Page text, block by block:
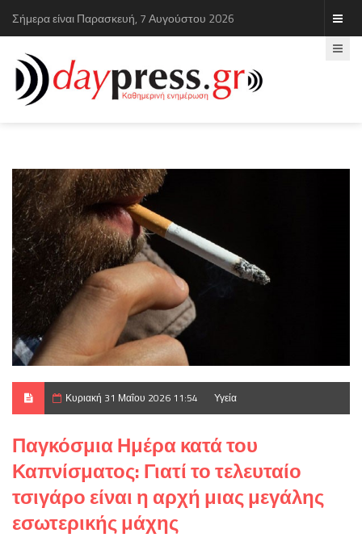
Σήμερα είναι Παρασκευή, 7 Αυγούστου 2026
Κυριακή 31 Μαΐου 2026 11:54 Υγεία
Παγκόσμια Ημέρα κατά του
Καπνίσματος: Γιατί το τελευταίο
τσιγάρο είναι η αρχή μιας μεγάλης
εσωτερικής μάχης